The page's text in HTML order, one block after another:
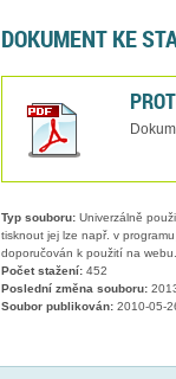
DOKUMENT KE
Typ souboru:Univerzálně
tisknout jej lze např. v programu
doporučován k použití na webu.
Počet stažení:452
Poslední změna souboru:
Soubor publikován:2010-05-